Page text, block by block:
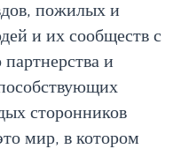
пожилых и
и их сообществ с
и
сторонников
мир, в котором